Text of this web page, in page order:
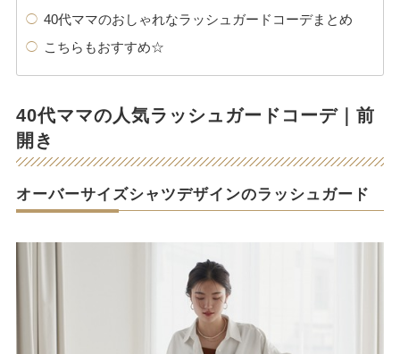
40代ママのおしゃれなラッシュガードコーデまとめ
こちらもおすすめ☆
40代ママの人気ラッシュガードコーデ｜前
開き
オーバーサイズシャツデザインのラッシュガード